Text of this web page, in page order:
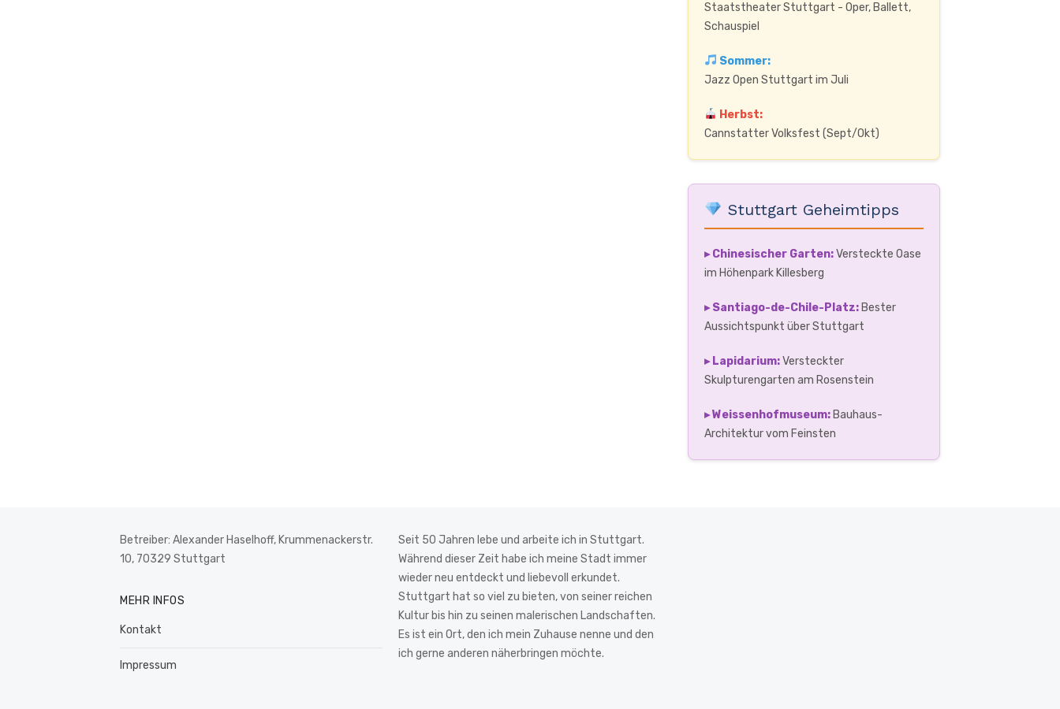
Staatstheater Stuttgart - Oper, Ballett,
Schauspiel
Sommer:
Jazz Open Stuttgart im Juli
Herbst:
Cannstatter Volksfest (Sept/Okt)
Stuttgart Geheimtipps
▸ Chinesischer Garten:Versteckte Oase
im Höhenpark Killesberg
▸ Santiago-de-Chile-Platz: Bester
Aussichtspunkt über Stuttgart
▸ Lapidarium:Versteckter
Skulpturengarten am Rosenstein
▸ Weissenhofmuseum: Bauhaus-
Architektur vom Feinsten
Betreiber: Alexander Haselhoff, Krummenackerstr.
10, 70329 Stuttgart
MEHR INFOS
Kontakt
Impressum
Seit 50 Jahren lebe und arbeite ich in Stuttgart.
Während dieser Zeit habe ich meine Stadt immer
wieder neu entdeckt und liebevoll erkundet.
Stuttgart hat so viel zu bieten, von seiner reichen
Kultur bis hin zu seinen malerischen Landschaften.
Es ist ein Ort, den ich mein Zuhause nenne und den
ich gerne anderen näherbringen möchte.